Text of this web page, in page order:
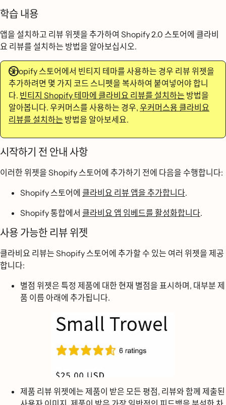
학습 내용
앱을 설치하고 리뷰 위젯을 추가하여 Shopify 2.0 스토어에 클라비
요 리뷰를 설치하는 방법을 알아보십시오.
Shopify 스토어에서 빈티지 테마를 사용하는 경우 리뷰 위젯을
추가하려면 몇 가지 코드 스니펫을 복사하여 붙여넣어야 합니
다. 빈티지 Shopify 테마에 클라비요 리뷰를 설치하는 방법을
알아봅니다. 우커머스를 사용하는 경우, 우커머스용 클라비요
리뷰를 설치하는 방법을 알아보세요.
시작하기 전 안내 사항
이러한 위젯을 Shopify 스토어에 추가하기 전에 다음을 수행합니다:
Shopify 스토어에 클라비요 리뷰 앱을 추가합니다.
Shopify 통합에서 클라비요 앱 임베드를 활성화합니다.
사용 가능한 리뷰 위젯
클라비요 리뷰는 Shopify 스토어에 추가할 수 있는 여러 위젯을 제공
합니다:
별점 위젯은 특정 제품에 대한 현재 별점을 표시하며, 대부분 제
품 이름 아래에 추가됩니다.
제품 리뷰 위젯에는 제품이 받은 모든 평점, 리뷰와 함께 제출된